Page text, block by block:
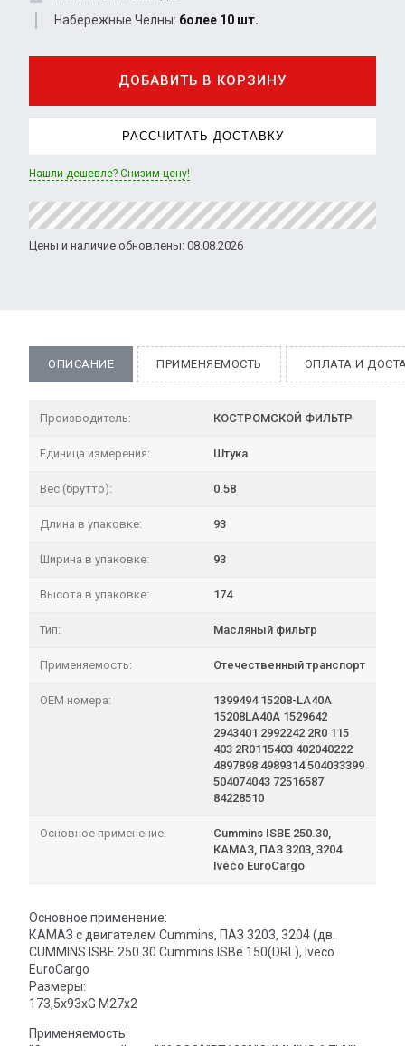
Набережные Челны: более 10 шт.
ДОБАВИТЬ В КОРЗИНУ
РАССЧИТАТЬ ДОСТАВКУ
Нашли дешевле? Снизим цену!
Цены и наличие обновлены: 08.08.2026
ОПИСАНИЕ ПРИМЕНЯЕМОСТЬ ОПЛАТА И
Производитель: КОСТРОМСКОЙ ФИЛЬТР
Единица измерения: Штука
Вес (брутто): 0.58
Длина в упаковке: 93
Ширина в упаковке: 93
Высота в упаковке: 174
Тип: Масляный фильтр
Применяемость: Отечественный транспорт
OEM номера:
1399494 15208-LA40A
15208LA40A 1529642
2943401 2992242 2R0 115
403 2R0115403 402040222
4897898 4989314 504033399
504074043 72516587
84228510
Основное применение:
Cummins ISBE 250.30,
КАМАЗ, ПАЗ 3203, 3204
Iveco EuroCargo
Основное применение:
КАМАЗ с двигателем Cummins, ПАЗ 3203, 3204 (дв.
CUMMINS ISBE 250.30 Cummins ISBe 150(DRL), Iveco
EuroCargo
Размеры:
173,5x93xG M27x2
Применяемость: